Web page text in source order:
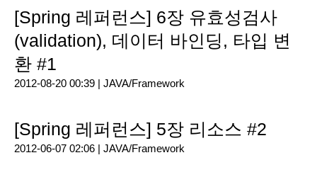
[Spring 레퍼런스] 6장 유효성검사
(validation), 데이터 바인딩, 타입 변
환 #1
2012-08-20 00:39 | JAVA/Framework
[Spring 레퍼런스] 5장 리소스 #2
2012-06-07 02:06 | JAVA/Framework